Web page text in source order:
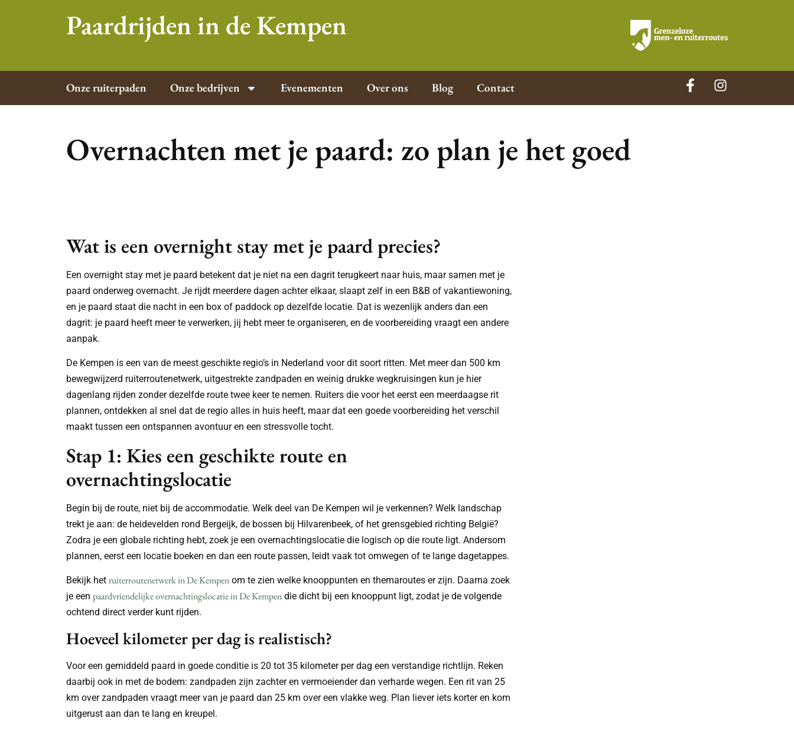
Paardrijden in de Kempen
Onze ruiterpaden Onze bedrijven Evenementen Over ons Blog Contact
Overnachten met je paard: zo plan je het goed
Wat is een overnight stay met je paard precies?
Een overnight stay met je paard betekent dat je niet na een dagrit terugkeert naar huis, maar samen met je
paard onderweg overnacht. Je rijdt meerdere dagen achter elkaar, slaapt zelf in een B&B of vakantiewoning,
en je paard staat die nacht in een box of paddock op dezelfde locatie. Dat is wezenlijk anders dan een
dagrit: je paard heeft meer te verwerken, jij hebt meer te organiseren, en de voorbereiding vraagt een andere
aanpak.
De Kempen is een van de meest geschikte regio’s in Nederland voor dit soort ritten. Met meer dan 500 km
bewegwijzerd ruiterroutenetwerk, uitgestrekte zandpaden en weinig drukke wegkruisingen kun je hier
dagenlang rijden zonder dezelfde route twee keer te nemen. Ruiters die voor het eerst een meerdaagse rit
plannen, ontdekken al snel dat de regio alles in huis heeft, maar dat een goede voorbereiding het verschil
maakt tussen een ontspannen avontuur en een stressvolle tocht.
Stap 1: Kies een geschikte route en
overnachtingslocatie
Begin bij de route, niet bij de accommodatie. Welk deel van De Kempen wil je verkennen? Welk landschap
trekt je aan: de heidevelden rond Bergeijk, de bossen bij Hilvarenbeek, of het grensgebied richting België?
Zodra je een globale richting hebt, zoek je een overnachtingslocatie die logisch op die route ligt. Andersom
plannen, eerst een locatie boeken en dan een route passen, leidt vaak tot omwegen of te lange dagetappes.
Bekijk het ruiterroutenetwerk in De Kempen om te zien welke knooppunten en themaroutes er zijn. Daarna zoek
je een paardvriendelijke overnachtingslocatie in De Kempen die dicht bij een knooppunt ligt, zodat je de volgende
ochtend direct verder kunt rijden.
Hoeveel kilometer per dag is realistisch?
Voor een gemiddeld paard in goede conditie is 20 tot 35 kilometer per dag een verstandige richtlijn. Reken
daarbij ook in met de bodem: zandpaden zijn zachter en vermoeiender dan verharde wegen. Een rit van 25
km over zandpaden vraagt meer van je paard dan 25 km over een vlakke weg. Plan liever iets korter en kom
uitgerust aan dan te lang en kreupel.